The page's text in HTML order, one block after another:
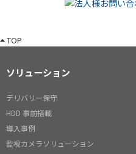
TOP
ソリューション
デリバリー保守
HDD 事前搭載
導入事例
監視カメラソリューション